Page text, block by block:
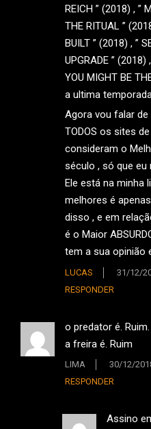
REICH ” (2018) , ”
THE RITUAL ”
BUILT ” (2018) , ”
UPGRADE ” (2018)
YOU MIGHT BE
a ultima temporada
Agora vou falar de
TODOS os sites
consideram o
século , só que
Ele está na minha
melhores é
disso , e em
é o Maior
tem a sua opinião
LUCAS 31/12/
RESPONDER
o predator é. Ruim.
a freira é. Ruim
LIMA 30/12/
RESPONDER
Assino